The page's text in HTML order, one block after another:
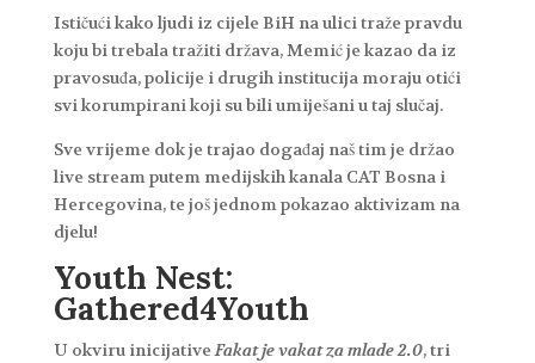
Ističući kako ljudi iz cijele BiH na ulici traže pravdu
koju bi trebala tražiti država, Memić je kazao da iz
pravosuđa, policije i drugih institucija moraju otići
svi korumpirani koji su bili umiješani u taj slučaj.
Sve vrijeme dok je trajao događaj naš tim je držao
live stream putem medijskih kanala CAT Bosna i
Hercegovina, te još jednom pokazao aktivizam na
djelu!
Youth Nest:
Gathered4Youth
U okviru inicijativeFakat je vakat za mlade 2.0, tri